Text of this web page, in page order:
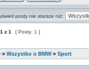
posty nie starsze niż:
1 z 1 [ Posty: 1 ]
» Wszystko o BMW» Sport